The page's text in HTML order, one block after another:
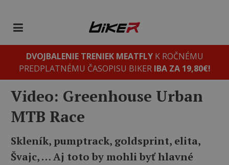
DVOJBALENIE TRENIEK MEATFLYK ROČNÉMU
PREDPLATNÉMU ČASOPISU BIKER IBA ZA 19,80€!
Video: Greenhouse Urban
MTB Race
Skleník, pumptrack, goldsprint, elita,
Švajc, … Aj toto by mohli byť hlavné